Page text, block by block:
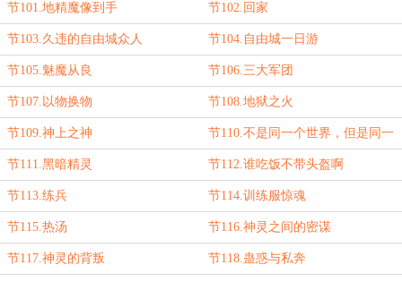
节101.地精魔像到手 节102.回家
节103.久违的自由城众人 节104.自由城一日游
节105.魅魔从良 节106.三大军团
节107.以物换物 节108.地狱之火
节109.神上之神 节110.不是同一个世界，但是同一
个想法
节111.黑暗精灵 节112.谁吃饭不带头盔啊
节113.练兵 节114.训练服惊魂
节115.热汤 节116.神灵之间的密谋
节117.神灵的背叛 节118.蛊惑与私奔